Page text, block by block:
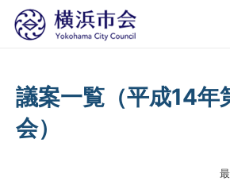
議案一覧（平成14年
会）